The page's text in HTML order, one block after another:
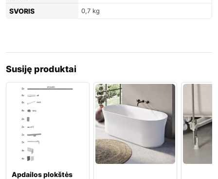
SVORIS 0,7 kg
Susiję produktai
Apdailos plokštės